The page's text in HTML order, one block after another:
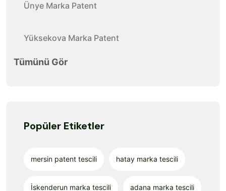
Ünye Marka Patent
Yüksekova Marka Patent
Tümünü Gör
Popüler Etiketler
mersin patent tescili hatay marka tescili
İskenderun marka tescili adana marka tescili